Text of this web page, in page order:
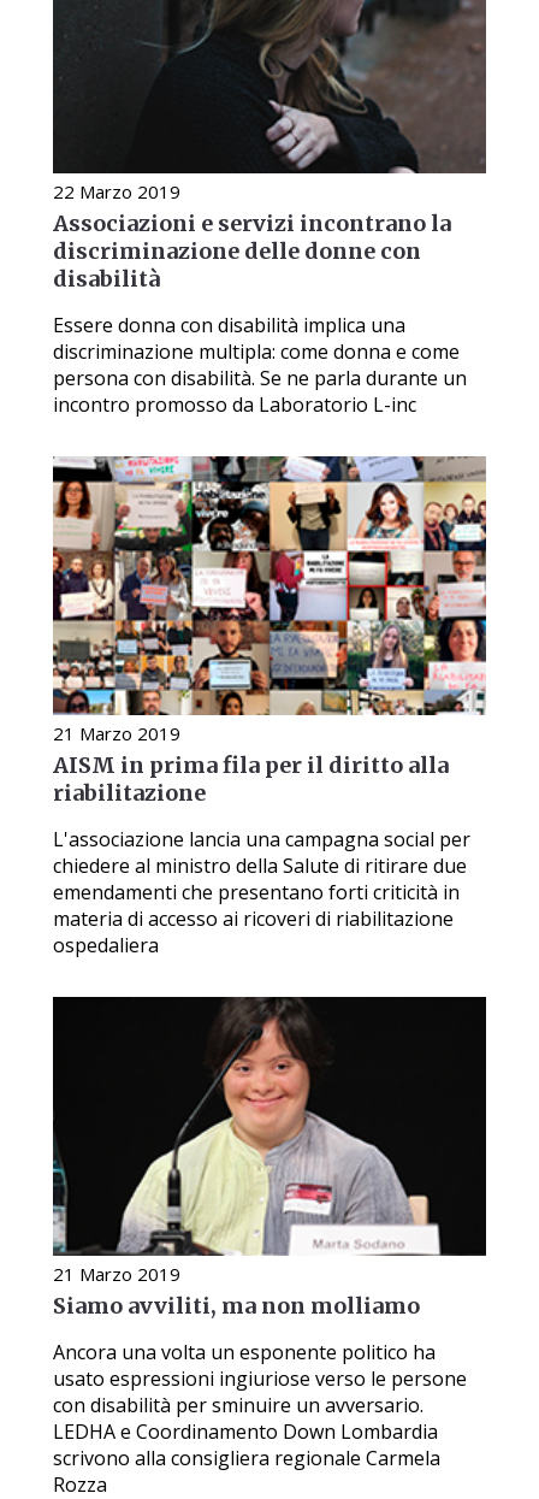
22 Marzo 2019
Associazioni e servizi incontrano la
discriminazione delle donne con
disabilità
Essere donna con disabilità implica una
discriminazione multipla: come donna e come
persona con disabilità. Se ne parla durante un
incontro promosso da Laboratorio L-inc
21 Marzo 2019
AISM in prima fila per il diritto alla
riabilitazione
L'associazione lancia una campagna social per
chiedere al ministro della Salute di ritirare due
emendamenti che presentano forti criticità in
materia di accesso ai ricoveri di riabilitazione
ospedaliera
21 Marzo 2019
Siamo avviliti, ma non molliamo
Ancora una volta un esponente politico ha
usato espressioni ingiuriose verso le persone
con disabilità per sminuire un avversario.
LEDHA e Coordinamento Down Lombardia
scrivono alla consigliera regionale Carmela
Rozza